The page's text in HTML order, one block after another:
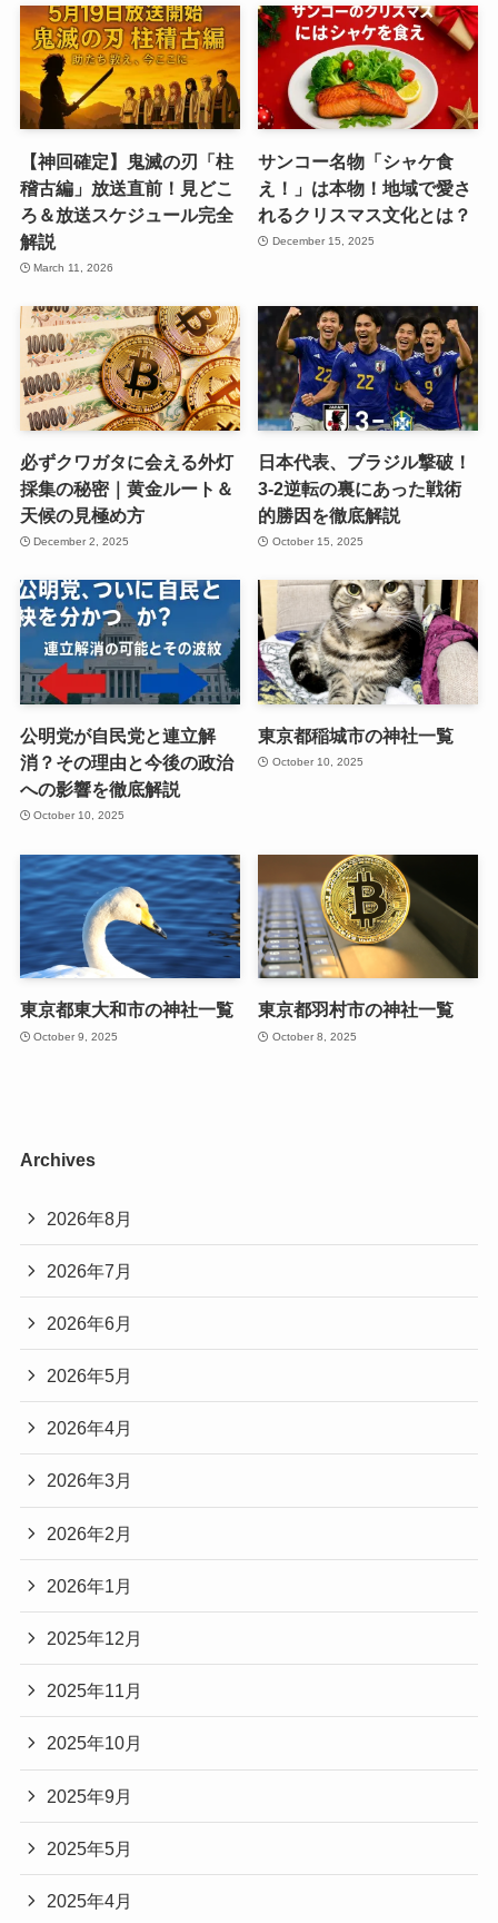
【神回確定】鬼滅の刃「柱
稽古編」放送直前！見どこ
ろ＆放送スケジュール完全
解説
March 11, 2026
サンコー名物「シャケ食
え！」は本物！地域で愛さ
れるクリスマス文化とは？
December 15, 2025
必ずクワガタに会える外灯
採集の秘密｜黄金ルート＆
天候の見極め方
December 2, 2025
日本代表、ブラジル撃破！
3-2逆転の裏にあった戦術
的勝因を徹底解説
October 15, 2025
公明党が自民党と連立解
消？その理由と今後の政治
への影響を徹底解説
October 10, 2025
東京都稲城市の神社一覧
October 10, 2025
東京都東大和市の神社一覧
October 9, 2025
東京都羽村市の神社一覧
October 8, 2025
Archives
2026年8月
2026年7月
2026年6月
2026年5月
2026年4月
2026年3月
2026年2月
2026年1月
2025年12月
2025年11月
2025年10月
2025年9月
2025年5月
2025年4月